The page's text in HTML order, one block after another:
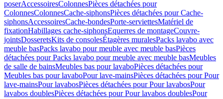
poserAccessoiresColonnesPièces détachées pour
ColonnesColonnesCache-siphonsPièces détachées pour Cache-
siphonsAccessoiresCache-bondesPorte-serviettesMatériel de
fixationHabillages cache-siphonsEquerres de montageCouvre-
jointsDosseretsKits de consolesÉtagères muralesPacks lavabo avec
meuble basPacks lavabo pour meuble avec meuble basPièces
détachées pour Packs lavabo pour meuble avec meuble basMeubles
de salle de bainsMeubles bas pour lavaboPièces détachées pour
Meubles bas pour lavaboPour lave-mainsPièces détachées pour Pour
lave-mainsPour lavabosPièces détachées pour Pour lavabosPour
lavabos doublesPièces détachées pour Pour lavabos doublesPour